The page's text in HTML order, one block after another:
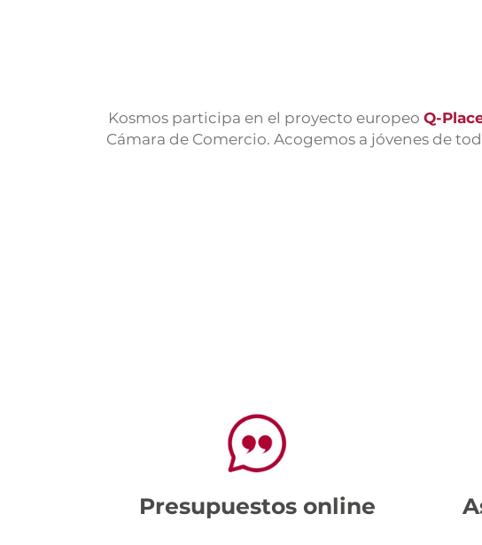
Kosmos participa en el proyecto europeo Q-
Cámara de Comercio. Acogemos a jóvenes de
Presupuestos online